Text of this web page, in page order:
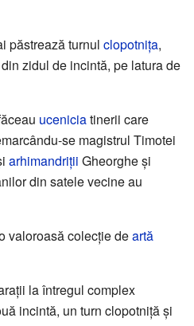
păstrează turnul clopotnița,
zidul de incintă, pe latura de
uceniciatinerii care
se magistrul Timotei
arhimandriții Gheorghe și
din satele vecine au
valoroasă colecție deartă
la întregul complex
incintă, un turn clopotniță și